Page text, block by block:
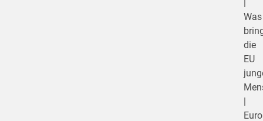
Was
die
EU